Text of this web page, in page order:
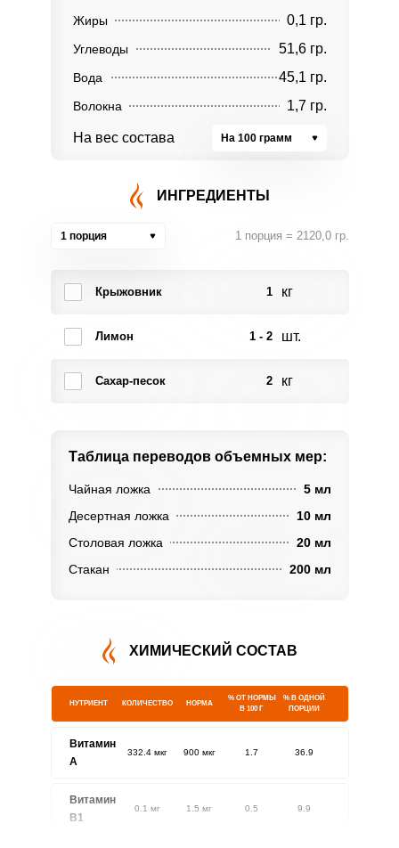
Жиры 0,1 гр.
Углеводы 51,6 гр.
Вода 45,1 гр.
Волокна 1,7 гр.
На вес состава На 100 грамм
ИНГРЕДИЕНТЫ
1 порция 1 порция = 2120,0 гр.
Крыжовник 1 кг
Лимон 1 - 2 шт.
Сахар-песок 2 кг
Таблица переводов объемных мер:
Чайная ложка
5 мл
Десертная ложка
10 мл
Столовая ложка
20 мл
Стакан
200 мл
ХИМИЧЕСКИЙ СОСТАВ
НУТРИЕНТ КОЛИЧЕСТВО НОРМА
% ОТ НОРМЫ
В 100 Г
% В ОДНОЙ
ПОРЦИИ
Витамин
A
332.4 мкг 900 мкг 1.7 36.9
Витамин
В1
0.1 мг 1.5 мг 0.5 9.9